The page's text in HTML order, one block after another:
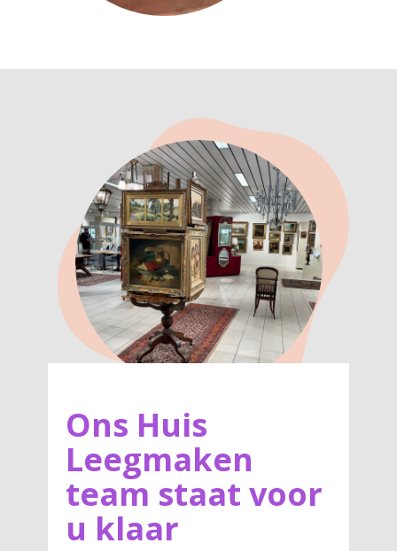
Ons Huis
Leegmaken
team staat voor
u klaar